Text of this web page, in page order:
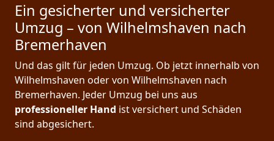
Ein gesicherter und versicherter
Umzug – von Wilhelmshaven nach
Bremer­haven
Und das gilt für jeden Umzug. Ob jetzt innerhalb von
Wilhelmshaven oder von Wilhelmshaven nach
Bremer­haven. Jeder Umzug bei uns aus
professioneller Hand ist versichert und Schäden
sind abgesichert.